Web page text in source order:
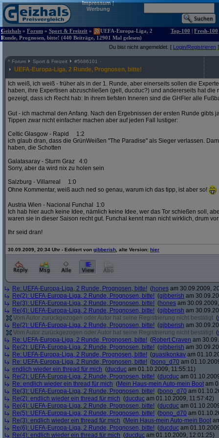
Impressum|
Werbung
Geizhals » Forum » Sport & Freizeit »
UEFA-Europa-Liga, 2
Runde, Prognosen, bitte! (440 Beiträge, 12901 Mal gelesen)
Top-100 | Fresh-100
Du bist nicht angemeldet. [ Login/Registrieren ]
^ Forum Sport & Freizeit #5686101
UEFA-Europa-Liga, 2 Runde, Prognosen, bitte!
Ich weiß, ich weiß - früher als in der 1. Runde, aber einerseits sollen die
haben, ihre Expertisen abzuschließen (gell, ducduc?) und andererseits hat die
gezeigt, dass ich Recht hab: In ihrem tiefsten Inneren sind die GHFler alle
Gut - ich machmal den Anfang. Nach den Ergebnissen der ersten Runde gibts
Tippen zwar nicht einfacher machen aber auf jeden Fall lustiger:
Celtic Glasgow - Rapid 1:2
ich glaub dran, dass die GrünWeißen "The Paradise" als Sieger verlassen.
haben, die Schotten
Galatasaray - Sturm Graz 4:0
Sorry, aber da wird nix zu holen sein
Salzburg - Villarreal 1:0
Ohne Kommentar, weiß auch ned so genau, warum ich das tipp, ist aber so!
Austria Wien - Nacional Funchal 1:0
Ich hab hier auch keine Idee, nämlich keine Idee, wer das Tor schießen soll,
waren sie in dieser Saison recht gut. Funchal kennt man nicht wirklich, drum
Ihr seid dran!
30.09.2009, 20:34 Uhr - Editiert von gibberish , alte Version: hier
Re: UEFA-Europa-Liga, 2 Runde, Prognosen, bitte! (hones am 30.09.2009,
Re(2): UEFA-Europa-Liga, 2 Runde, Prognosen, bitte! (gibberish am
Re(3): UEFA-Europa-Liga, 2 Runde, Prognosen, bitte! (hones am
Re(4): UEFA-Europa-Liga, 2 Runde, Prognosen, bitte! (gibberish am
Vom Autor zurückgezogen oder Autor hat seine Registrierung nicht bestätigt (
Re(2): UEFA-Europa-Liga, 2 Runde, Prognosen, bitte! (gibberish am
Vom Autor zurückgezogen oder Autor hat seine Registrierung nicht bestätigt (
Re: UEFA-Europa-Liga, 2 Runde, Prognosen, bitte! (Robert Craven am
Re(2): UEFA-Europa-Liga, 2 Runde, Prognosen, bitte! (gibberish am
Re: UEFA-Europa-Liga, 2 Runde, Prognosen, bitte! (quasikonkav am
Re: UEFA-Europa-Liga, 2 Runde, Prognosen, bitte! (bono_d70 am
endlich wieder ein thread für mich (ducduc am 01.10.2009, 11:55:11)
Re(2): UEFA-Europa-Liga, 2 Runde, Prognosen, bitte! (ducduc am
Re: endlich wieder ein thread für mich (Mein Haus-mein Auto-mein Boot am
Re(3): UEFA-Europa-Liga, 2 Runde, Prognosen, bitte! (bono_d70 am
Re(2): endlich wieder ein thread für mich (ducduc am 01.10.2009, 11:57:42)
Re(4): UEFA-Europa-Liga, 2 Runde, Prognosen, bitte! (ducduc am
Re(5): UEFA-Europa-Liga, 2 Runde, Prognosen, bitte! (bono_d70 am
Re(3): endlich wieder ein thread für mich (Mein Haus-mein Auto-mein Boot
Re(6): UEFA-Europa-Liga, 2 Runde, Prognosen, bitte! (ducduc am
Re(4): endlich wieder ein thread für mich (ducduc am 01.10.2009, 12:01:25)